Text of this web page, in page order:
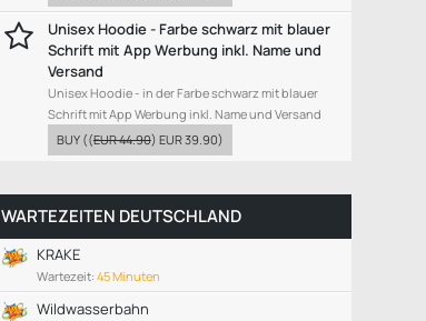
Unisex Hoodie - Farbe schwarz mit blauer
Schrift mit App Werbung inkl. Name und
Versand
Unisex Hoodie - in der Farbe schwarz mit blauer
Schrift mit App Werbung inkl. Name und Versand
BUY ((EUR 44.90) EUR 39.90)
WARTEZEITEN DEUTSCHLAND
KRAKE
Wartezeit: 45 Minuten
Wildwasserbahn